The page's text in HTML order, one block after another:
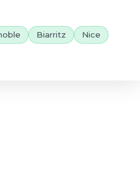
Biarritz
Nice